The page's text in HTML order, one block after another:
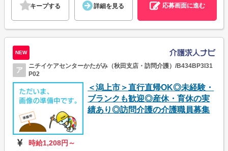
キープする 詳細を見る 応募画面に進む
NEW
ア
ニチイケアセンターかたがみ（秋田支店・訪問介護）/B434BP3I31
P02
＜潟上市＞直行直帰OK◎未経験・
ブランクも歓迎◎産休・育休の実
績あり◎訪問介護の介護職員募集
時給1,208円～